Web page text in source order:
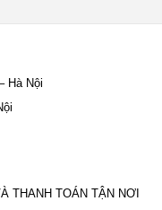
Hà Nội
THANH TOÁN TẬN NƠI